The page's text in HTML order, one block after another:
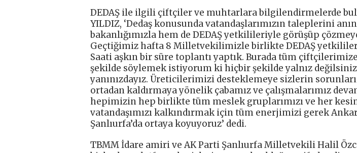
DEDAŞ ile ilgili çiftçiler ve muhtarlara bilgilendirmelerde
YILDIZ, ‘Dedaş konusunda vatandaşlarımızın taleplerini
bakanlığımızla hem de DEDAŞ yetkilileriyle görüşüp
Geçtiğimiz hafta 8 Milletvekilimizle birlikte DEDAŞ
Saati aşkın bir süre toplantı yaptık. Burada tüm
şekilde söylemek istiyorum ki hiçbir şekilde yalnız
yanınızdayız. Üreticilerimizi desteklemeye sizlerin
ortadan kaldırmaya yönelik çabamız ve çalışmalarımız
hepimizin hep birlikte tüm meslek gruplarımızı ve her
vatandaşımızı kalkındırmak için tüm enerjimizi gerek
Şanlıurfa’da ortaya koyuyoruz’ dedi.
TBMM İdare amiri ve AK Parti Şanlıurfa Milletvekili Halil